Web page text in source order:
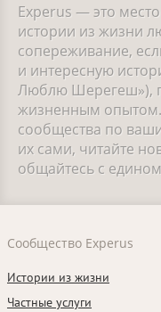
Experus — это
истории из жизни
сопереживание,
и интересную
Люблю Шерегеш»),
жизненным опытом.
сообщества по
их сами, читайте
общайтесь с
Сообщество Experus
Истории из жизни
Частные услуги